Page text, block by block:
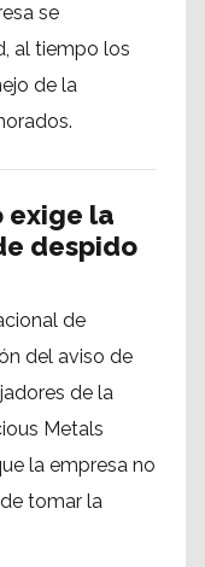
se
al tiempo los
de la
exige la
despido
de
del aviso de
de la
Metals
la empresa no
tomar la